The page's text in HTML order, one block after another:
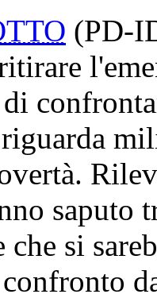
(PD-
saputo
si